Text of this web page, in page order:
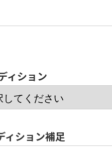
ィション
ィション補足